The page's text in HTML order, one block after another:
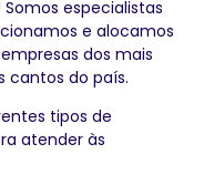
especialistas
e alocamos
dos mais
cantos do país.
tipos de
atender às